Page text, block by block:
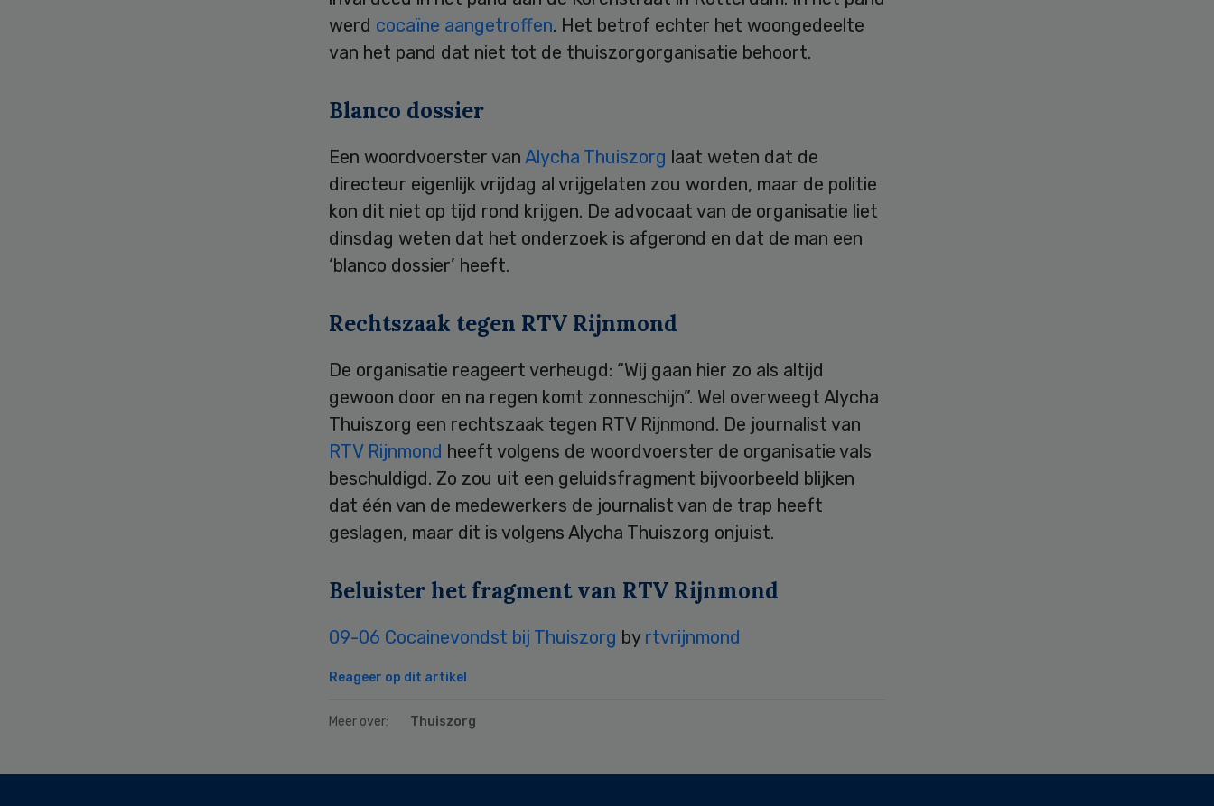
werd cocaïne aangetroffen. Het betrof echter het woongedeelte
van het pand dat niet tot de thuiszorgorganisatie behoort.
Blanco dossier
Een woordvoerster van Alycha Thuiszorg laat weten dat de
directeur eigenlijk vrijdag al vrijgelaten zou worden, maar de politie
kon dit niet op tijd rond krijgen. De advocaat van de organisatie liet
dinsdag weten dat het onderzoek is afgerond en dat de man een
‘blanco dossier’ heeft.
Rechtszaak tegen RTV Rijnmond
De organisatie reageert verheugd: “Wij gaan hier zo als altijd
gewoon door en na regen komt zonneschijn”. Wel overweegt Alycha
Thuiszorg een rechtszaak tegen RTV Rijnmond. De journalist van
RTV Rijnmond heeft volgens de woordvoerster de organisatie vals
beschuldigd. Zo zou uit een geluidsfragment bijvoorbeeld blijken
dat één van de medewerkers de journalist van de trap heeft
geslagen, maar dit is volgens Alycha Thuiszorg onjuist.
Beluister het fragment van RTV Rijnmond
09-06 Cocainevondst bij Thuiszorg by rtvrijnmond
Reageer op dit artikel
Meer over: Thuiszorg
Secondary